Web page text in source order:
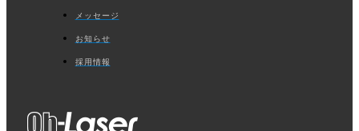
メッセージ
お知らせ
採用情報